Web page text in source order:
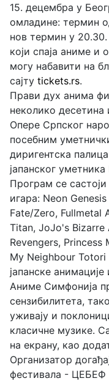
15. децембра у
омладине: термин
нов термин у 20.30.
који спаја аниме и
могу набавити на
сајту tickets.rs.
Прави дух анима
неколико десетина
Опере Српског
посебним
диригентска
јапанског
Програм се
игара: Neon
Fate/Zero, Fullmetal
Titan, JoJo's Bizarre
Revengers,
My Neighbour Totori
јапанске
Аниме Симфонија
сензибилитета,
уживају и
класичне музике.
на екрану, као
Организатор
фестивала -